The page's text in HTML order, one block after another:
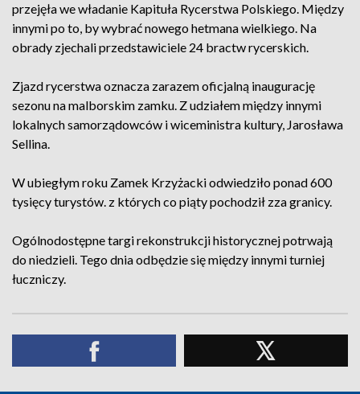
przejęła we władanie Kapituła Rycerstwa Polskiego. Między
innymi po to, by wybrać nowego hetmana wielkiego. Na
obrady zjechali przedstawiciele 24 bractw rycerskich.
Zjazd rycerstwa oznacza zarazem oficjalną inaugurację
sezonu na malborskim zamku. Z udziałem między innymi
lokalnych samorządowców i wiceministra kultury, Jarosława
Sellina.
W ubiegłym roku Zamek Krzyżacki odwiedziło ponad 600
tysięcy turystów. z których co piąty pochodził zza granicy.
Ogólnodostępne targi rekonstrukcji historycznej potrwają
do niedzieli. Tego dnia odbędzie się między innymi turniej
łuczniczy.